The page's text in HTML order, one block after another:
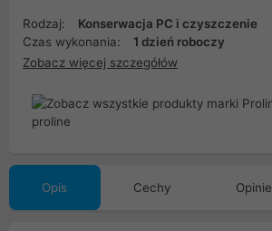
Rodzaj:
Konserwacja PC i czyszczenie
Czas wykonania:
1 dzień roboczy
Zobacz więcej szczegółów
Opis Cechy Opinie